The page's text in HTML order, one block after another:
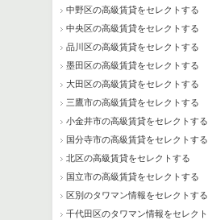
中野区の高級賃貸をセレクトする
中央区の高級賃貸をセレクトする
品川区の高級賃貸をセレクトする
墨田区の高級賃貸をセレクトする
大田区の高級賃貸をセレクトする
三鷹市の高級賃貸をセレクトする
小金井市の高級賃貸をセレクトする
国分寺市の高級賃貸をセレクトする
北区の高級賃貸をセレクトする
国立市の高級賃貸をセレクトする
区別のタワマン情報をセレクトする
千代田区のタワマン情報をセレクト